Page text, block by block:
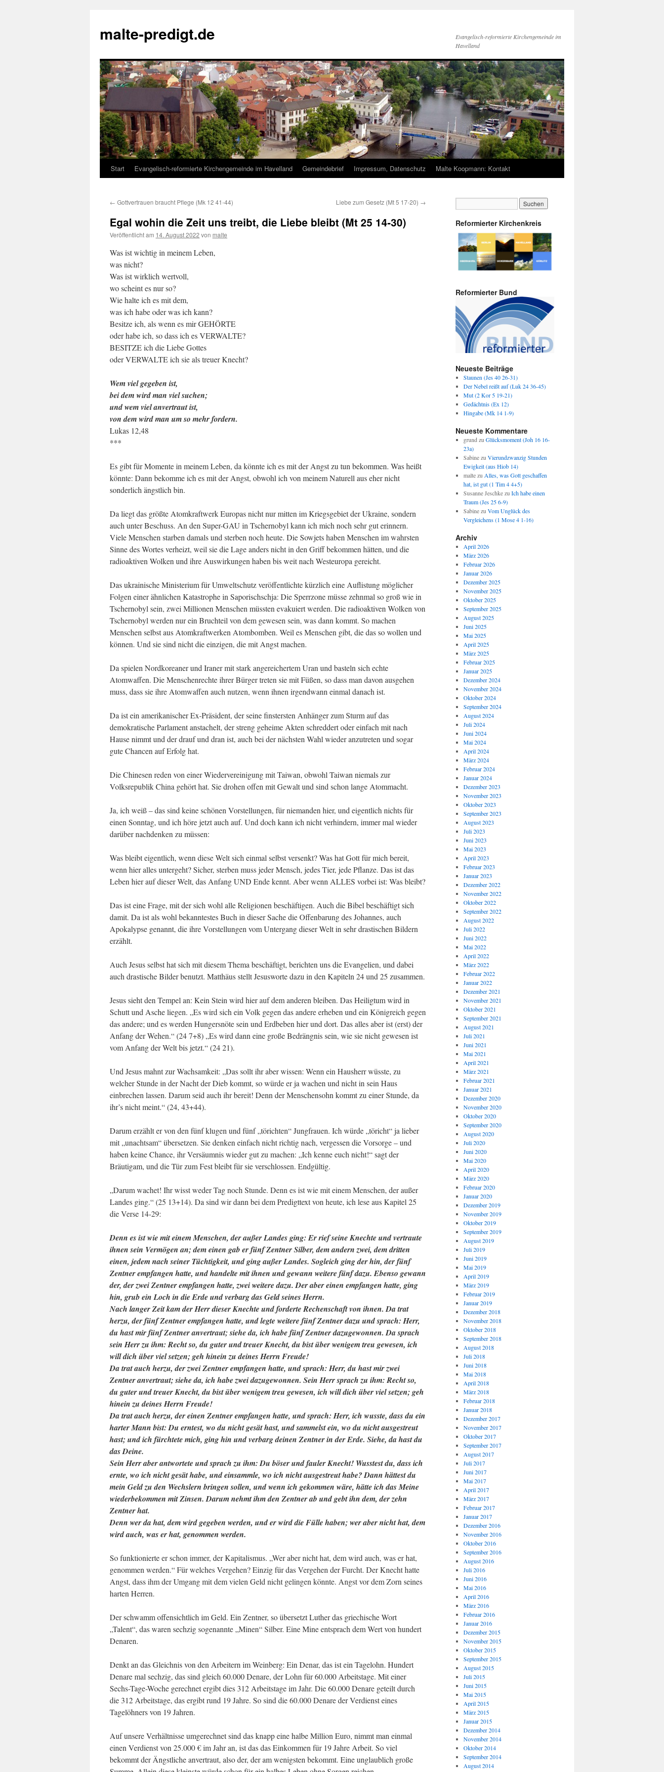
springen
malte-predigt.de
Evangelisch-reformierte Kirchengemeinde im
Havelland
Start Evangelisch-reformierte Kirchengemeinde im Havelland Gemeindebrief Impressum, Datenschutz Malte Koopmann: Kontakt
← Gottvertrauen braucht Pflege (Mk 12 41-44) Liebe zum Gesetz (Mt 5 17-20) →
Egal wohin die Zeit uns treibt, die Liebe bleibt (Mt 25 14-30)
Veröffentlicht am 14. August 2022 von malte
Was ist wichtig in meinem Leben,
was nicht?
Was ist wirklich wertvoll,
wo scheint es nur so?
Wie halte ich es mit dem,
was ich habe oder was ich kann?
Besitze ich, als wenn es mir GEHÖRTE
oder habe ich, so dass ich es VERWALTE?
BESITZE ich die Liebe Gottes
oder VERWALTE ich sie als treuer Knecht?
Wem viel gegeben ist,
bei dem wird man viel suchen;
und wem viel anvertraut ist,
von dem wird man um so mehr fordern.
Lukas 12,48
***
Es gibt für Momente in meinem Leben, da könnte ich es mit der Angst zu tun bekommen. Was heißt
könnte: Dann bekomme ich es mit der Angst, obwohl ich von meinem Naturell aus eher nicht
sonderlich ängstlich bin.
Da liegt das größte Atomkraftwerk Europas nicht nur mitten im Kriegsgebiet der Ukraine, sondern
auch unter Beschuss. An den Super-GAU in Tschernobyl kann ich mich noch sehr gut erinnern.
Viele Menschen starben damals und sterben noch heute. Die Sowjets haben Menschen im wahrsten
Sinne des Wortes verheizt, weil sie die Lage anders nicht in den Griff bekommen hätten, und die
radioaktiven Wolken und ihre Auswirkungen haben bis weit nach Westeuropa gereicht.
Das ukrainische Ministerium für Umweltschutz veröffentlichte kürzlich eine Auflistung möglicher
Folgen einer ähnlichen Katastrophe in Saporischschja: Die Sperrzone müsse zehnmal so groß wie in
Tschernobyl sein, zwei Millionen Menschen müssten evakuiert werden. Die radioaktiven Wolken von
Tschernobyl werden nur ein Bruchteil von dem gewesen sein, was dann kommt. So machen
Menschen selbst aus Atomkraftwerken Atombomben. Weil es Menschen gibt, die das so wollen und
können. Und sie sind nicht die einzigen, die mit Angst machen.
Da spielen Nordkoreaner und Iraner mit stark angereichertem Uran und basteln sich echte
Atomwaffen. Die Menschenrechte ihrer Bürger treten sie mit Füßen, so dass man davon ausgehen
muss, dass sie ihre Atomwaffen auch nutzen, wenn ihnen irgendwann einmal danach ist.
Da ist ein amerikanischer Ex-Präsident, der seine finstersten Anhänger zum Sturm auf das
demokratische Parlament anstachelt, der streng geheime Akten schreddert oder einfach mit nach
Hause nimmt und der drauf und dran ist, auch bei der nächsten Wahl wieder anzutreten und sogar
gute Chancen auf Erfolg hat.
Die Chinesen reden von einer Wiedervereinigung mit Taiwan, obwohl Taiwan niemals zur
Volksrepublik China gehört hat. Sie drohen offen mit Gewalt und sind schon lange Atommacht.
Ja, ich weiß – das sind keine schönen Vorstellungen, für niemanden hier, und eigentlich nichts für
einen Sonntag, und ich höre jetzt auch auf. Und doch kann ich nicht verhindern, immer mal wieder
darüber nachdenken zu müssen:
Was bleibt eigentlich, wenn diese Welt sich einmal selbst versenkt? Was hat Gott für mich bereit,
wenn hier alles untergeht? Sicher, sterben muss jeder Mensch, jedes Tier, jede Pflanze. Das ist das
Leben hier auf dieser Welt, das Anfang UND Ende kennt. Aber wenn ALLES vorbei ist: Was bleibt?
Das ist eine Frage, mit der sich wohl alle Religionen beschäftigen. Auch die Bibel beschäftigt sich
damit. Da ist als wohl bekanntestes Buch in dieser Sache die Offenbarung des Johannes, auch
Apokalypse genannt, die ihre Vorstellungen vom Untergang dieser Welt in sehr drastischen Bildern
erzählt.
Auch Jesus selbst hat sich mit diesem Thema beschäftigt, berichten uns die Evangelien, und dabei
auch drastische Bilder benutzt. Matthäus stellt Jesusworte dazu in den Kapiteln 24 und 25 zusammen.
Jesus sieht den Tempel an: Kein Stein wird hier auf dem anderen bleiben. Das Heiligtum wird in
Schutt und Asche liegen. „Es wird sich ein Volk gegen das andere erheben und ein Königreich gegen
das andere; und es werden Hungersnöte sein und Erdbeben hier und dort. Das alles aber ist (erst) der
Anfang der Wehen.“ (24 7+8) „Es wird dann eine große Bedrängnis sein, wie sie nicht gewesen ist
vom Anfang der Welt bis jetzt.“ (24 21).
Und Jesus mahnt zur Wachsamkeit: „Das sollt ihr aber wissen: Wenn ein Hausherr wüsste, zu
welcher Stunde in der Nacht der Dieb kommt, so würde er ja wachen und nicht in sein Haus
einbrechen lassen. Darum seid auch ihr bereit! Denn der Menschensohn kommt zu einer Stunde, da
ihr’s nicht meint.“ (24, 43+44).
Darum erzählt er von den fünf klugen und fünf „törichten“ Jungfrauen. Ich würde „töricht“ ja lieber
mit „unachtsam“ übersetzen. Sie denken einfach nicht richtig nach, vergessen die Vorsorge – und
haben keine Chance, ihr Versäumnis wieder gut zu machen: „Ich kenne euch nicht!“ sagt der
Bräutigam, und die Tür zum Fest bleibt für sie verschlossen. Endgültig.
„Darum wachet! Ihr wisst weder Tag noch Stunde. Denn es ist wie mit einem Menschen, der außer
Landes ging.“ (25 13+14). Da sind wir dann bei dem Predigttext von heute, ich lese aus Kapitel 25
die Verse 14-29:
Denn es ist wie mit einem Menschen, der außer Landes ging: Er rief seine Knechte und vertraute
ihnen sein Vermögen an; dem einen gab er fünf Zentner Silber, dem andern zwei, dem dritten
einen, jedem nach seiner Tüchtigkeit, und ging außer Landes. Sogleich ging der hin, der fünf
Zentner empfangen hatte, und handelte mit ihnen und gewann weitere fünf dazu. Ebenso gewann
der, der zwei Zentner empfangen hatte, zwei weitere dazu. Der aber einen empfangen hatte, ging
hin, grub ein Loch in die Erde und verbarg das Geld seines Herrn.
Nach langer Zeit kam der Herr dieser Knechte und forderte Rechenschaft von ihnen. Da trat
herzu, der fünf Zentner empfangen hatte, und legte weitere fünf Zentner dazu und sprach: Herr,
du hast mir fünf Zentner anvertraut; siehe da, ich habe fünf Zentner dazugewonnen. Da sprach
sein Herr zu ihm: Recht so, du guter und treuer Knecht, du bist über wenigem treu gewesen, ich
will dich über viel setzen; geh hinein zu deines Herrn Freude!
Da trat auch herzu, der zwei Zentner empfangen hatte, und sprach: Herr, du hast mir zwei
Zentner anvertraut; siehe da, ich habe zwei dazugewonnen. Sein Herr sprach zu ihm: Recht so,
du guter und treuer Knecht, du bist über wenigem treu gewesen, ich will dich über viel setzen; geh
hinein zu deines Herrn Freude!
Da trat auch herzu, der einen Zentner empfangen hatte, und sprach: Herr, ich wusste, dass du ein
harter Mann bist: Du erntest, wo du nicht gesät hast, und sammelst ein, wo du nicht ausgestreut
hast; und ich fürchtete mich, ging hin und verbarg deinen Zentner in der Erde. Siehe, da hast du
das Deine.
Sein Herr aber antwortete und sprach zu ihm: Du böser und fauler Knecht! Wusstest du, dass ich
ernte, wo ich nicht gesät habe, und einsammle, wo ich nicht ausgestreut habe? Dann hättest du
mein Geld zu den Wechslern bringen sollen, und wenn ich gekommen wäre, hätte ich das Meine
wiederbekommen mit Zinsen. Darum nehmt ihm den Zentner ab und gebt ihn dem, der zehn
Zentner hat.
Denn wer da hat, dem wird gegeben werden, und er wird die Fülle haben; wer aber nicht hat, dem
wird auch, was er hat, genommen werden.
So funktionierte er schon immer, der Kapitalismus. „Wer aber nicht hat, dem wird auch, was er hat,
genommen werden.“ Für welches Vergehen? Einzig für das Vergehen der Furcht. Der Knecht hatte
Angst, dass ihm der Umgang mit dem vielen Geld nicht gelingen könnte. Angst vor dem Zorn seines
harten Herren.
Der schwamm offensichtlich im Geld. Ein Zentner, so übersetzt Luther das griechische Wort
„Talent“, das waren sechzig sogenannte „Minen“ Silber. Eine Mine entsprach dem Wert von hundert
Denaren.
Denkt an das Gleichnis von den Arbeitern im Weinberg: Ein Denar, das ist ein Tagelohn. Hundert
Denare mal sechzig, das sind gleich 60.000 Denare, der Lohn für 60.000 Arbeitstage. Mit einer
Sechs-Tage-Woche gerechnet ergibt dies 312 Arbeitstage im Jahr. Die 60.000 Denare geteilt durch
die 312 Arbeitstage, das ergibt rund 19 Jahre. So sind die 60.000 Denare der Verdienst eines
Tagelöhners von 19 Jahren.
Auf unsere Verhältnisse umgerechnet sind das knapp eine halbe Million Euro, nimmt man einmal
einen Verdienst von 25.000 € im Jahr an, ist das das Einkommen für 19 Jahre Arbeit. So viel
bekommt der Ängstliche anvertraut, also der, der am wenigsten bekommt. Eine unglaublich große
Reformierter Kirchenkreis
Reformierter Bund
Neueste Beiträge
Staunen (Jes 40 26-31)
Der Nebel reißt auf (Luk 24 36-45)
Mut (2 Kor 5 19-21)
Gedächtnis (Ex 12)
Hingabe (Mk 14 1-9)
Neueste Kommentare
grundzuGlücksmoment (Joh 16 16-
23a)
SabinezuVierundzwanzig Stunden
Ewigkeit (aus Hiob 14)
maltezuAlles, was Gott geschaffen
hat, ist gut (1 Tim 4 4+5)
Susanne JeschkezuIch habe einen
Traum (Jes 25 6-9)
SabinezuVom Unglück des
Vergleichens (1 Mose 4 1-16)
Archiv
April 2026
März 2026
Februar 2026
Januar 2026
Dezember 2025
November 2025
Oktober 2025
September 2025
August 2025
Juni 2025
Mai 2025
April 2025
März 2025
Februar 2025
Januar 2025
Dezember 2024
November 2024
Oktober 2024
September 2024
August 2024
Juli 2024
Juni 2024
Mai 2024
April 2024
März 2024
Februar 2024
Januar 2024
Dezember 2023
November 2023
Oktober 2023
September 2023
August 2023
Juli 2023
Juni 2023
Mai 2023
April 2023
Februar 2023
Januar 2023
Dezember 2022
November 2022
Oktober 2022
September 2022
August 2022
Juli 2022
Juni 2022
Mai 2022
April 2022
März 2022
Februar 2022
Januar 2022
Dezember 2021
November 2021
Oktober 2021
September 2021
August 2021
Juli 2021
Juni 2021
Mai 2021
April 2021
März 2021
Februar 2021
Januar 2021
Dezember 2020
November 2020
Oktober 2020
September 2020
August 2020
Juli 2020
Juni 2020
Mai 2020
April 2020
März 2020
Februar 2020
Januar 2020
Dezember 2019
November 2019
Oktober 2019
September 2019
August 2019
Juli 2019
Juni 2019
Mai 2019
April 2019
März 2019
Februar 2019
Januar 2019
Dezember 2018
November 2018
Oktober 2018
September 2018
August 2018
Juli 2018
Juni 2018
Mai 2018
April 2018
März 2018
Februar 2018
Januar 2018
Dezember 2017
November 2017
Oktober 2017
September 2017
August 2017
Juli 2017
Juni 2017
Mai 2017
April 2017
März 2017
Februar 2017
Januar 2017
Dezember 2016
November 2016
Oktober 2016
September 2016
August 2016
Juli 2016
Juni 2016
Mai 2016
April 2016
März 2016
Februar 2016
Januar 2016
Dezember 2015
November 2015
Oktober 2015
September 2015
August 2015
Juli 2015
Juni 2015
Mai 2015
April 2015
März 2015
Januar 2015
Dezember 2014
November 2014
Oktober 2014
September 2014
August 2014